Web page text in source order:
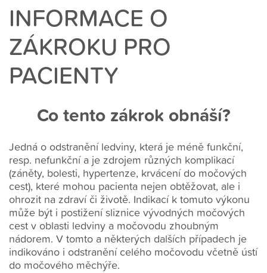
INFORMACE O
ZÁKROKU PRO
PACIENTY
Co tento zákrok obnáší?
Jedná o odstranění ledviny, která je méně funkční,
resp. nefunkční a je zdrojem různých komplikací
(záněty, bolesti, hypertenze, krvácení do močových
cest), které mohou pacienta nejen obtěžovat, ale i
ohrozit na zdraví či životě. Indikací k tomuto výkonu
může být i postižení sliznice vývodných močových
cest v oblasti ledviny a močovodu zhoubným
nádorem. V tomto a některých dalších případech je
indikováno i odstranění celého močovodu včetně ústí
do močového měchýře.